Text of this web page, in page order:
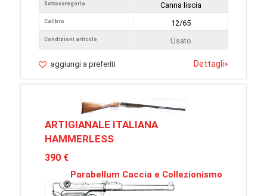
Sottocategoria
Calibro
Condizioni articolo
Canna liscia
12/65
Usato
aggiungi a preferiti Dettagli»
ARTIGIANALE ITALIANA
HAMMERLESS
390 €
Parabellum Caccia e Collezionismo